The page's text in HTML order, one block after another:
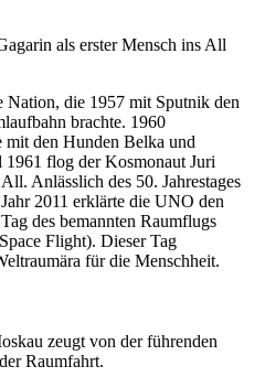
als erster Mensch ins All
die 1957 mit Sputnik den
brachte. 1960
mit den Hunden Belka und
flog der Kosmonaut Juri
Anlässlich des 50. Jahrestages
2011 erklärte die UNO den
des bemannten Raumflugs
Flight). Dieser Tag
für die Menschheit.
zeugt von der führenden
Raumfahrt.